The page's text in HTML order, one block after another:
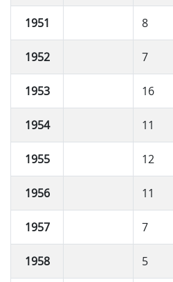
1951 8
1952 7
1953 16
1954 11
1955 12
1956 11
1957 7
1958 5